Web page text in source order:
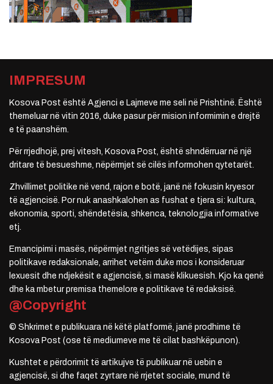
IMPRESUM
Kosova Post është Agjenci e Lajmeve me seli në Prishtinë. Është
themeluar në vitin 2016, duke pasur për mision informimin e drejtë
e të paanshëm.
Për rrjedhojë, prej vitesh, Kosova Post, është shndërruar në një
dritare të besueshme, nëpërmjet së cilës informohen qytetarët.
Zhvillimet politike në vend, rajon e botë, janë në fokusin kryesor
të agjencisë. Por nuk anashkalohen as fushat e tjera si: kultura,
ekonomia, sporti, shëndetësia, shkenca, teknologjia informative
etj.
Emancipimi i masës, nëpërmjet ngritjes së vetëdijes, sipas
politikave redaksionale, arrihet vetëm duke mos i konsideruar
lexuesit dhe ndjekësit e agjencisë, si masë klikuesish. Kjo ka qenë
dhe ka mbetur premisa themelore e politikave të redaksisë.
@Copyright
© Shkrimet e publikuara në këtë platformë, janë prodhime të
Kosova Post (ose të mediumeve me të cilat bashkëpunon).
Kushtet e përdorimit të artikujve të publikuar në uebin e
agjencisë, si dhe faqet zyrtare në rrjetet sociale, mund të